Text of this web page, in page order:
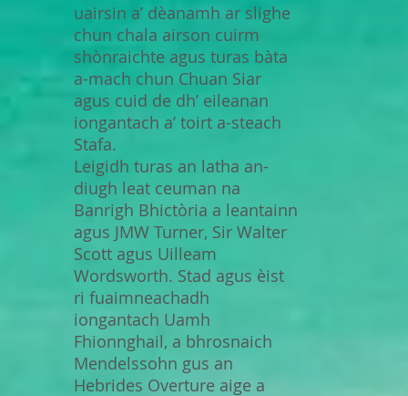
uairsin a’ dèanamh ar slighe
chun chala airson cuirm
shònraichte agus turas bàta
a-mach chun Chuan Siar
agus cuid de dh’ eileanan
iongantach a’ toirt a-steach
Stafa.
Leigidh turas an latha an-
diugh leat ceuman na
Banrigh Bhictòria a leantainn
agus JMW Turner, Sir Walter
Scott agus Uilleam
Wordsworth. Stad agus èist
ri fuaimneachadh
iongantach Uamh
Fhionnghail, a bhrosnaich
Mendelssohn gus an
Hebrides Overture aige a